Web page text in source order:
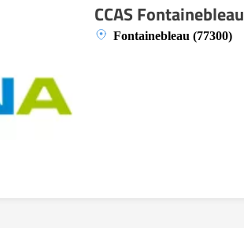
CCAS Fontainebleau
Fontainebleau (77300)